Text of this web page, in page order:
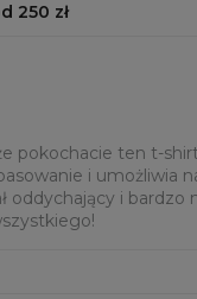
250 zł
pokochacie ten t-
i umożliwia
oddychający i bardzo